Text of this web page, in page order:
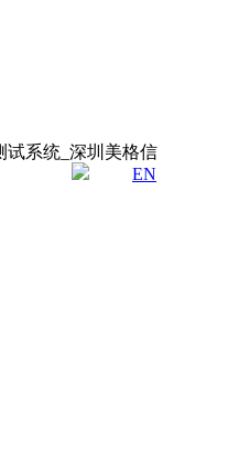
EN